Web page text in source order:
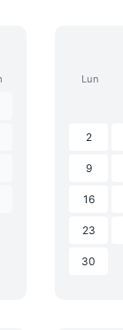
Lun
2
9
16
23
30